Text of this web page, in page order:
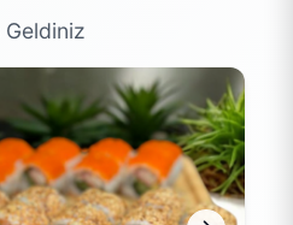
Geldiniz